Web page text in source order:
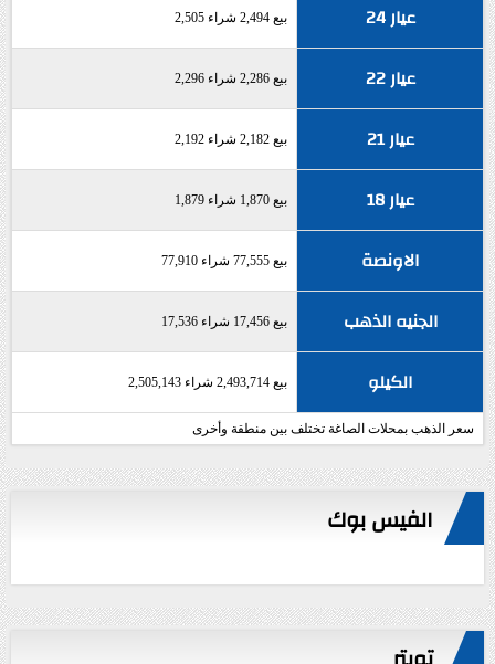
عيار 24
بيع 2,494 شراء 2,505
عيار 22 بيع 2,286 شراء 2,296
عيار 21 بيع 2,182 شراء 2,192
عيار 18 بيع 1,870 شراء 1,879
الاونصة بيع 77,555 شراء 77,910
الجنيه الذهب بيع 17,456 شراء 17,536
الكيلو بيع 2,493,714 شراء 2,505,143
سعر الذهب بمحلات الصاغة تختلف بين منطقة وأخرى
الفيس بوك